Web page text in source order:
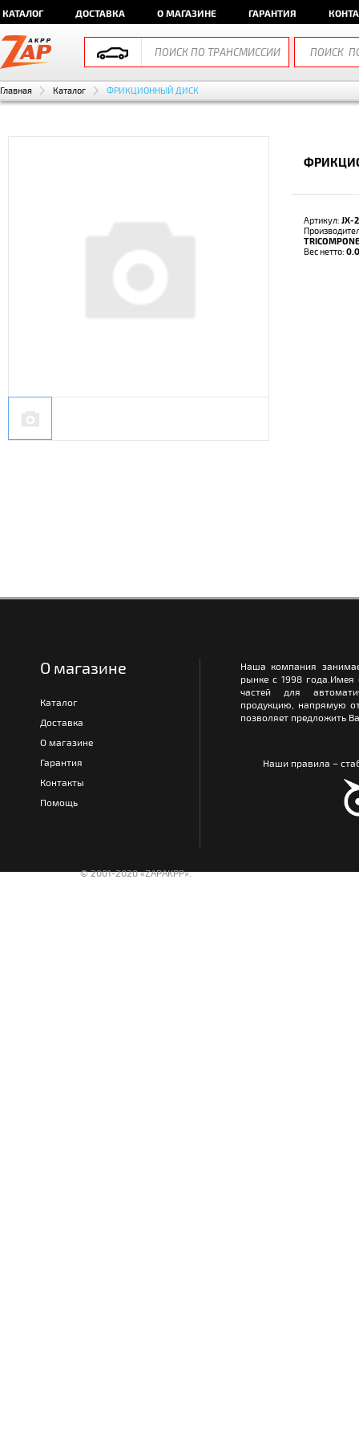
КАТАЛОГ ДОСТАВКА О МАГАЗИНЕ ГАРАНТИЯ
Главная Каталог ФРИКЦИОННЫЙ ДИСК
Артикул: JX-
Вес нетто:
О магазине
Каталог
Доставка
О магазине
Гарантия
Контакты
Помощь
Наша компания
рынке с 1998
частей для
продукцию, напрямую
позволяет предложить
Наши правила –
© 2001-2020 «ZAPAKPP».